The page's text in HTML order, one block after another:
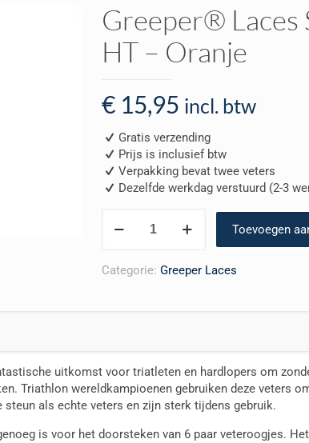
Greeper® Laces
HT – Oranje
€15,95 incl. btw
Gratis verzending
Prijs is inclusief btw
Verpakking bevat twee veters
Dezelfde werkdag verstuurd (2-3
Laces
Oval
Toevoegen
Categorie: Greeper Laces
uitkomst voor triatleten en hardlopers om
Triathlon wereldkampioenen gebruiken deze veters
als echte veters en zijn sterk tijdens gebruik.
is voor het doorsteken van 6 paar veteroogjes.